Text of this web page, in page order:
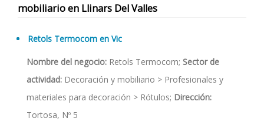
mobiliario en Llinars Del Valles
Retols Termocom en Vic
Nombre del negocio: Retols Termocom; Sector de
actividad: Decoración y mobiliario > Profesionales y
materiales para decoración > Rótulos; Dirección:
Tortosa, Nº 5